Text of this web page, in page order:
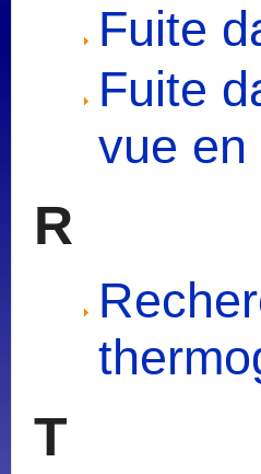
Fuite
Fuite
vue en
R
T